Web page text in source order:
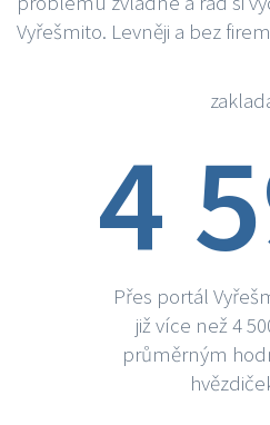
Vyřešmito. Levněji a bez
4
Přes portál
již více než 4
průměrným